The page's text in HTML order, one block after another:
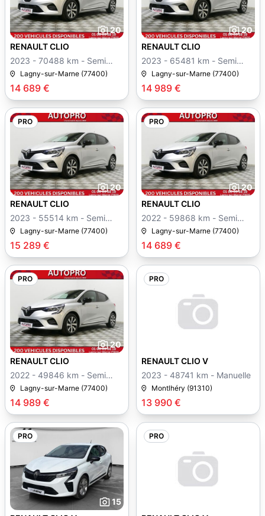
20
14 689 €
RENAULT CLIO
2023 - 70488 km - Semi
autoLagny-sur-Marne (77400)
20
14 989 €
RENAULT CLIO
2023 - 65481 km - Semi
autoLagny-sur-Marne (77400)
PRO
20
15 289 €
RENAULT CLIO
2023 - 55514 km - Semi
autoLagny-sur-Marne (77400)
PRO
20
14 689 €
RENAULT CLIO
2022 - 59868 km - Semi
autoLagny-sur-Marne (77400)
PRO
20
14 989 €
RENAULT CLIO
2022 - 49846 km - Semi
autoLagny-sur-Marne (77400)
PRO
13 990 €
RENAULT CLIO V
2023 - 48741 km - Manuelle
Montlhéry (91310)
PRO
15
PRO